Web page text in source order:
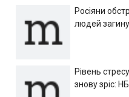
Росіяни
людей
Рівень
знову зріс: